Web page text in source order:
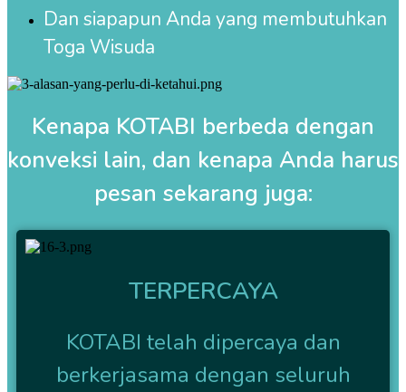
Dan siapapun Anda yang membutuhkan
Toga Wisuda
Kenapa KOTABI berbeda dengan
konveksi lain, dan kenapa Anda harus
pesan sekarang juga:
TERPERCAYA
KOTABI telah dipercaya dan
berkerjasama dengan seluruh